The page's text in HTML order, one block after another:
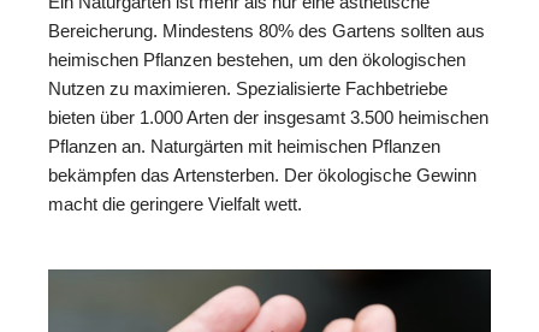
Bereicherung. Mindestens 80% des Gartens sollten aus
heimischen Pflanzen bestehen, um den ökologischen
Nutzen zu maximieren. Spezialisierte Fachbetriebe
bieten über 1.000 Arten der insgesamt 3.500 heimischen
Pflanzen an. Naturgärten mit heimischen Pflanzen
bekämpfen das Artensterben. Der ökologische Gewinn
macht die geringere Vielfalt wett.